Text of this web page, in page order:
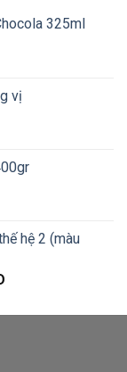
325ml
vị
hệ 2 (màu
Giá
tại